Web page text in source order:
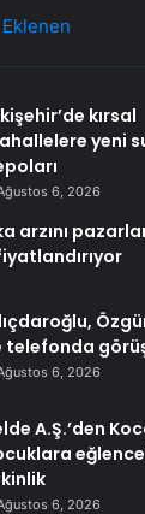
kırsal
yeni
6, 2026
arzını
telefonda
6, 2026
A.Ş.’den
6, 2026